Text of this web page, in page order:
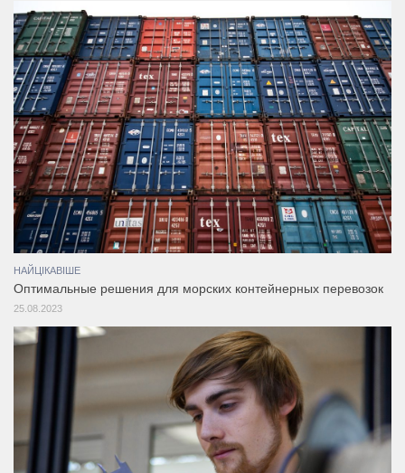
НАЙЦІКАВІШЕ
Оптимальные решения для морских контейнерных перевозок
25.08.2023